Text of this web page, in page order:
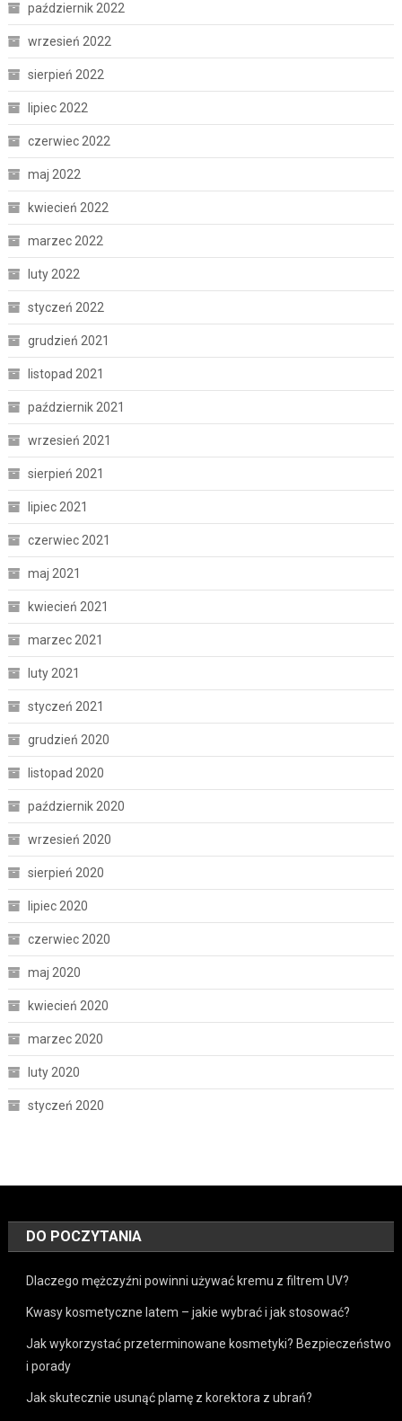
październik 2022
wrzesień 2022
sierpień 2022
lipiec 2022
czerwiec 2022
maj 2022
kwiecień 2022
marzec 2022
luty 2022
styczeń 2022
grudzień 2021
listopad 2021
październik 2021
wrzesień 2021
sierpień 2021
lipiec 2021
czerwiec 2021
maj 2021
kwiecień 2021
marzec 2021
luty 2021
styczeń 2021
grudzień 2020
listopad 2020
październik 2020
wrzesień 2020
sierpień 2020
lipiec 2020
czerwiec 2020
maj 2020
kwiecień 2020
marzec 2020
luty 2020
styczeń 2020
DO POCZYTANIA
Dlaczego mężczyźni powinni używać kremu z filtrem UV?
Kwasy kosmetyczne latem – jakie wybrać i jak stosować?
Jak wykorzystać przeterminowane kosmetyki? Bezpieczeństwo
i porady
Jak skutecznie usunąć plamę z korektora z ubrań?